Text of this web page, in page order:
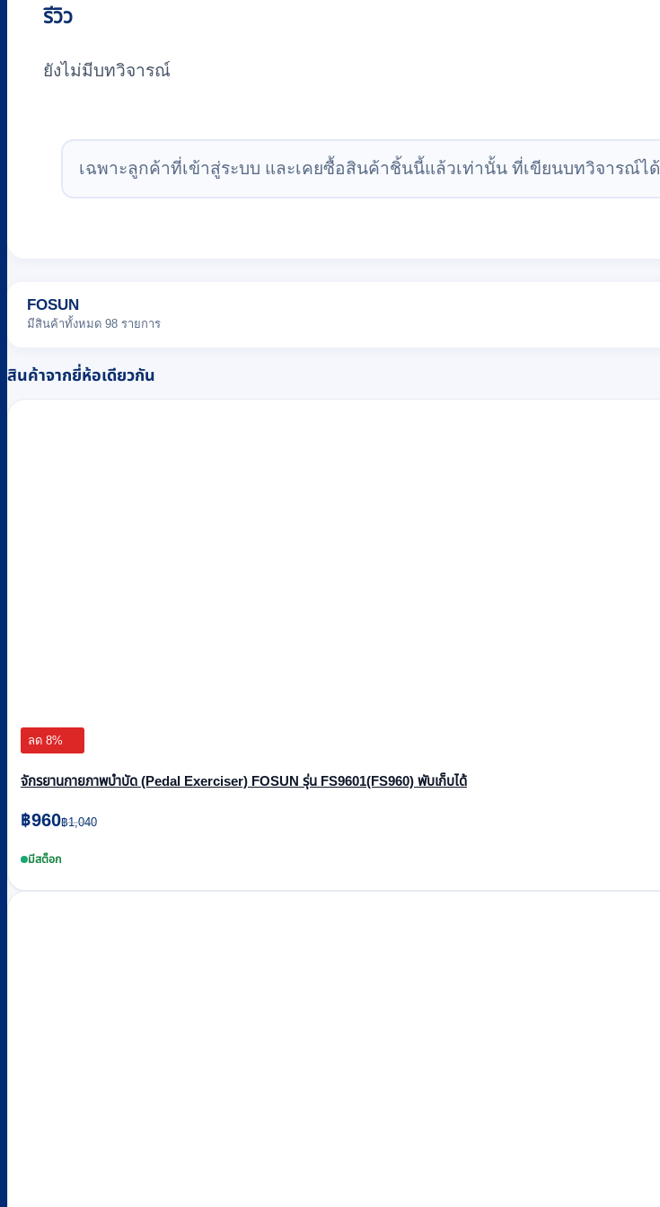
รีวิว
ยังไม่มีบทวิจารณ์
เฉพาะลูกค้าที่เข้าสู่ระบบ และเคยซื้อสินค้าชิ้นนี้แล้วเท่านั้น ที่เขียนบทวิจารณ์ได้
FOSUN
มีสินค้าทั้งหมด 98 รายการ
สินค้าจากยี่ห้อเดียวกัน
ลด 8%
จักรยานกายภาพบำบัด (Pedal Exerciser) FOSUN รุ่น FS9601(FS960) พับเก็บได้
฿1,040
Original
was:
฿960
Current
is:มีสต็อก